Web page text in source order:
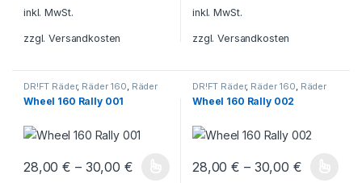
inkl. MwSt.
zzgl.Versandkosten
inkl. MwSt.
zzgl.Versandkosten
DR!FT Räder, Räder 160 Räder
Wheel 160 Rally 001
28,00€ – 30,00 €
Dieses Produkt weist mehrere Varianten auf. Die Optionen
DR!FT Räder, Räder 160 Räder
Wheel 160 Rally 002
28,00€ – 30,00 €
Dieses Produkt weist mehrere